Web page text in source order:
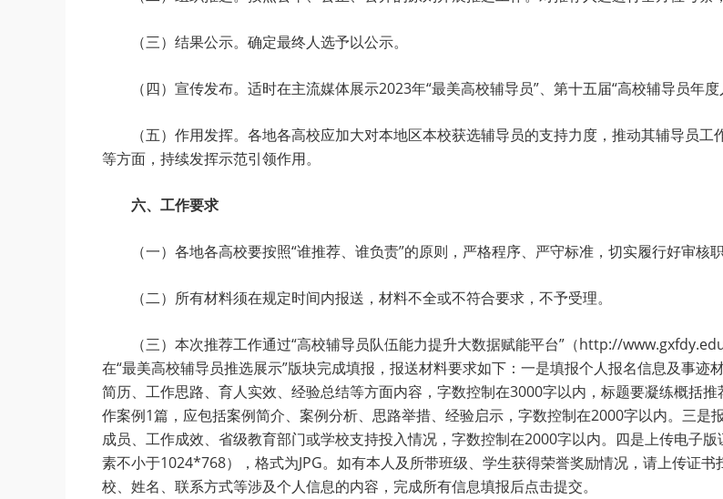
（三）结果公示。确定最终人选予以公示。
（四）宣传发布。适时在主流媒体展示2023年“最美高校辅导员”、第十五届“高校辅导员年度
（五）作用发挥。各地各高校应加大对本地区本校获选辅导员的支持力度，推动其辅导员
等方面，持续发挥示范引领作用。
六、工作要求
（一）各地各高校要按照“谁推荐、谁负责”的原则，严格程序、严守标准，切实履行好审核
（二）所有材料须在规定时间内报送，材料不全或不符合要求，不予受理。
（三）本次推荐工作通过“高校辅导员队伍能力提升大数据赋能平台”（http://
在“最美高校辅导员推选展示”版块完成填报，报送材料要求如下：一是填报个人报名信息及事
简历、工作思路、育人实效、经验总结等方面内容，字数控制在3000字以内，标题要凝练概括
作案例1篇，应包括案例简介、案例分析、思路举措、经验启示，字数控制在2000字以内。三
成员、工作成效、省级教育部门或学校支持投入情况，字数控制在2000字以内。四是上传电子
素不小于1024*768），格式为JPG。如有本人及所带班级、学生获得荣誉奖励情况，请上传证
校、姓名、联系方式等涉及个人信息的内容，完成所有信息填报后点击提交。